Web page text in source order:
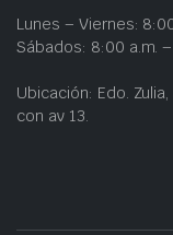
Lunes – Viernes:
Sábados: 8:00 a.m.
Ubicación: Edo.
con av 13.